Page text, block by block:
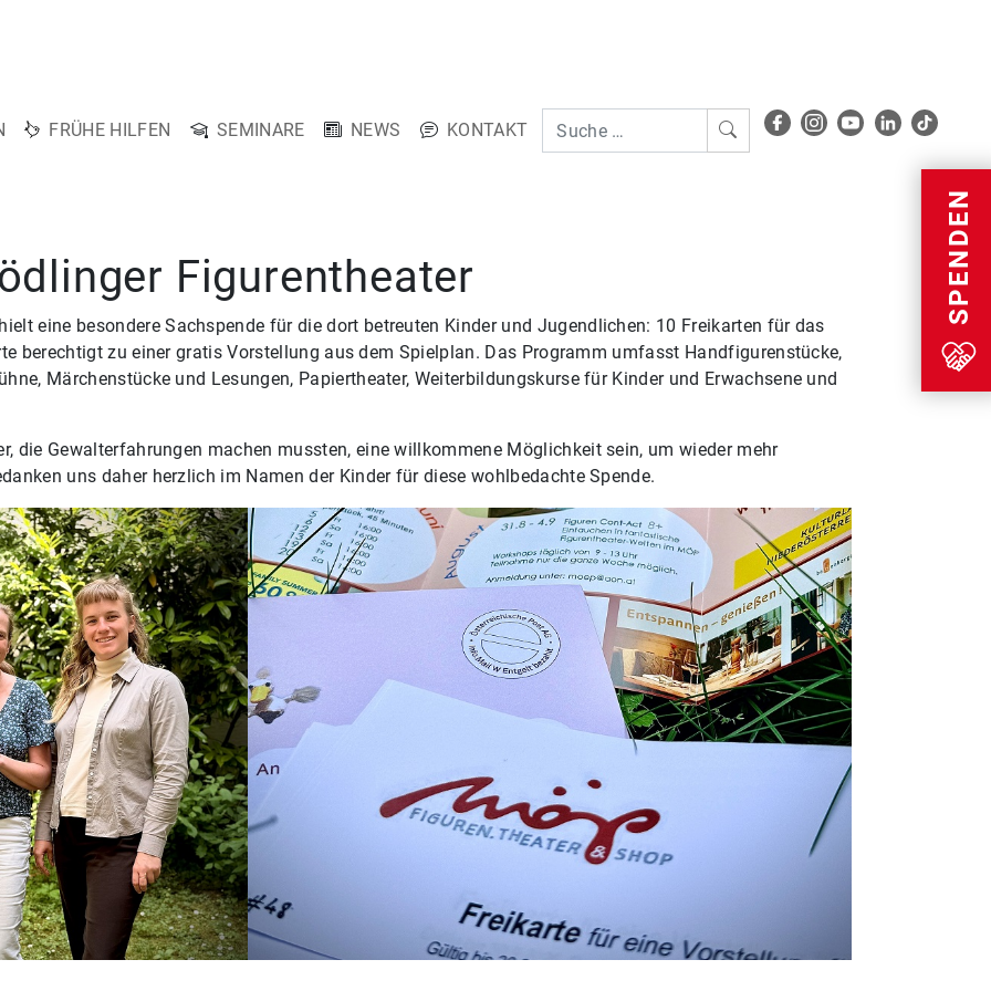
FRÜHE HILFEN SEMINARE NEWS
KONTAKT
Menu
SPENDEN
Figurentheater
eine besondere Sachspende für die dort betreuten Kinder und Jugendlichen: 10 Freikarten für das
berechtigt zu einer gratis Vorstellung aus dem Spielplan. Das Programm umfasst Handfigurenstücke,
Märchenstücke und Lesungen, Papiertheater, Weiterbildungskurse für Kinder und Erwachsene und
die Gewalterfahrungen machen mussten, eine willkommene Möglichkeit sein, um wieder mehr
uns daher herzlich im Namen der Kinder für diese wohlbedachte Spende.